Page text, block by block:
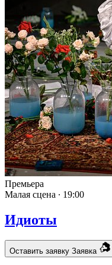
Премьера
Малая сцена ∙ 19:00
Идиоты
Оставить заявку Заявка